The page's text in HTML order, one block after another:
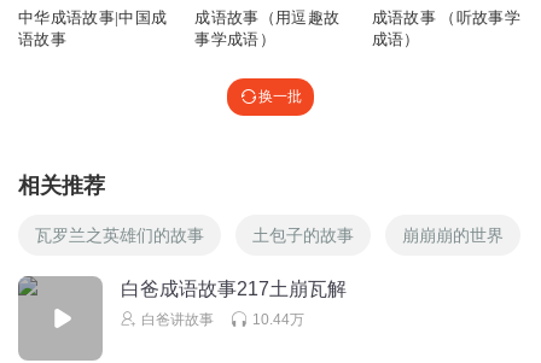
中华成语故事|中国成
语故事
成语故事（用逗趣故
事学成语）
成语故事 （听故事学
成语）
换一批
相关推荐
瓦罗兰之英雄们的故事 土包子的故事 崩崩崩的世界
白爸成语故事217土崩瓦解
白爸讲故事 10.44万